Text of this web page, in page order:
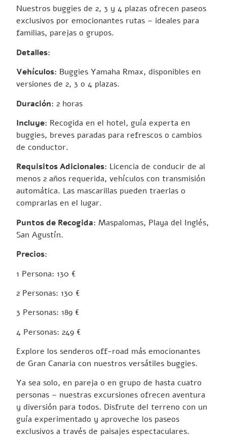
Nuestros buggies de 2, 3 y 4 plazas ofrecen paseos
exclusivos por emocionantes rutas – ideales para
familias, parejas o grupos.
Detalles:
Vehículos: Buggies Yamaha Rmax, disponibles en
versiones de 2, 3 o 4 plazas.
Duración: 2 horas
Incluye: Recogida en el hotel, guía experta en
buggies, breves paradas para refrescos o cambios
de conductor.
Requisitos Adicionales: Licencia de conducir de al
menos 2 años requerida, vehículos con transmisión
automática. Las mascarillas pueden traerlas o
comprarlas en el lugar.
Puntos de Recogida: Maspalomas, Playa del Inglés,
San Agustín.
Precios:
1 Persona: 130 €
2 Personas: 130 €
3 Personas: 189 €
4 Personas: 249 €
Explore los senderos off-road más emocionantes
de Gran Canaria con nuestros versátiles buggies.
Ya sea solo, en pareja o en grupo de hasta cuatro
personas – nuestras excursiones ofrecen aventura
y diversión para todos. Disfrute del terreno con un
guía experimentado y aproveche los paseos
exclusivos a través de paisajes espectaculares.